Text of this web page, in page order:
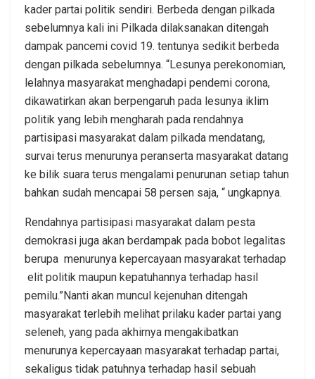
kader partai politik sendiri. Berbeda dengan pilkada
sebelumnya kali ini Pilkada dilaksanakan ditengah
dampak pancemi covid 19. tentunya sedikit berbeda
dengan pilkada sebelumnya. “Lesunya perekonomian,
lelahnya masyarakat menghadapi pendemi corona,
dikawatirkan akan berpengaruh pada lesunya iklim
politik yang lebih mengharah pada rendahnya
partisipasi masyarakat dalam pilkada mendatang,
survai terus menurunya peranserta masyarakat datang
ke bilik suara terus mengalami penurunan setiap tahun
bahkan sudah mencapai 58 persen saja, “ ungkapnya.
Rendahnya partisipasi masyarakat dalam pesta
demokrasi juga akan berdampak pada bobot legalitas
berupa menurunya kepercayaan masyarakat terhadap
elit politik maupun kepatuhannya terhadap hasil
pemilu.”Nanti akan muncul kejenuhan ditengah
masyarakat terlebih melihat prilaku kader partai yang
seleneh, yang pada akhirnya mengakibatkan
menurunya kepercayaan masyarakat terhadap partai,
sekaligus tidak patuhnya terhadap hasil sebuah